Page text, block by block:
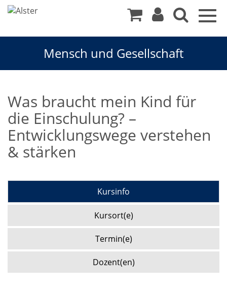
Mensch und Gesellschaft
Was braucht mein Kind für
die Einschulung? –
Entwicklungswege verstehen
& stärken
Kursinfo
Kursort(e)
Termin(e)
Dozent(en)